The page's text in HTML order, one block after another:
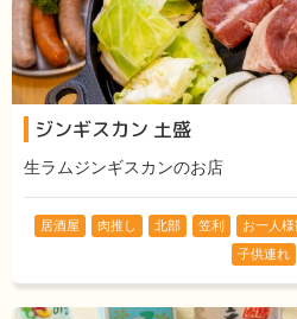
ジンギスカン 土盛
生ラムジンギスカンのお店
居酒屋 肉推し 北部 笠利 お一人様
子供連れ